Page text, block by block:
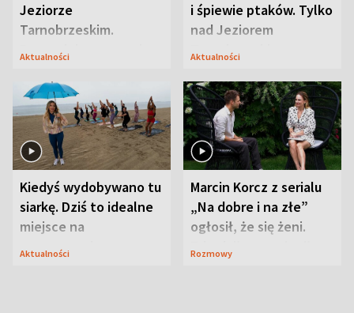
Jeziorze
Tarnobrzeskim.
Przyrodnicy zwracają
Aktualności
i śpiewie ptaków. Tylko
nad Jeziorem
Tarnobrzeskim
Aktualności
Kiedyś wydobywano tu
siarkę. Dziś to idealne
miejsce na
wypoczynek
Aktualności
Marcin Korcz z serialu
„Na dobre i na złe”
ogłosił, że się żeni.
Zdradził, co zmienił
Rozmowy